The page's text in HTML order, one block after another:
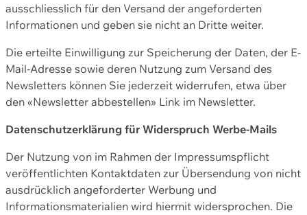
ausschliesslich für den Versand der angeforderten
Informationen und geben sie nicht an Dritte weiter.
Die erteilte Einwilligung zur Speicherung der Daten, der E-
Mail-Adresse sowie deren Nutzung zum Versand des
Newsletters können Sie jederzeit widerrufen, etwa über
den «Newsletter abbestellen» Link im Newsletter.
Datenschutzerklärung für Widerspruch Werbe-Mails
Der Nutzung von im Rahmen der Impressumspflicht
veröffentlichten Kontaktdaten zur Übersendung von nicht
ausdrücklich angeforderter Werbung und
Informationsmaterialien wird hiermit widersprochen. Die